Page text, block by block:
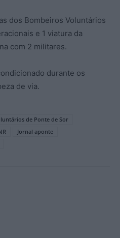
dos Bombeiros Voluntários
e 1 viatura da
com 2 militares.
durante os
de via.
de Ponte de Sor
Jornal aponte